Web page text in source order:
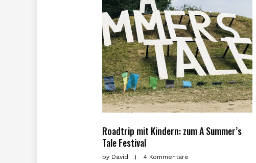
Roadtrip mit Kindern: zum A Summer’s
Tale Festival
byDavid 4 Kommentare